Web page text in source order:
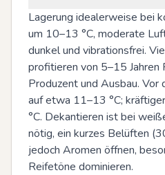
Lagerung idealerweise bei
um 10–13 °C, moderate
dunkel und vibrationsfrei.
profitieren von 5–15 Jahren
Produzent und Ausbau. Vor
auf etwa 11–13 °C;
°C. Dekantieren ist bei
nötig, ein kurzes Belüften
jedoch Aromen öffnen,
Reifetöne dominieren.